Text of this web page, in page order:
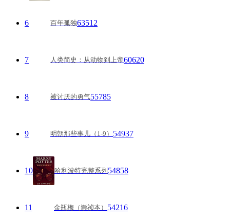
6 百年孤独63512
7 人类简史：从动物到上帝60620
8 被讨厌的勇气55785
9 明朝那些事儿（1-9） 54937
10 哈利波特完整系列 54858
11 金瓶梅（崇祯本） 54216